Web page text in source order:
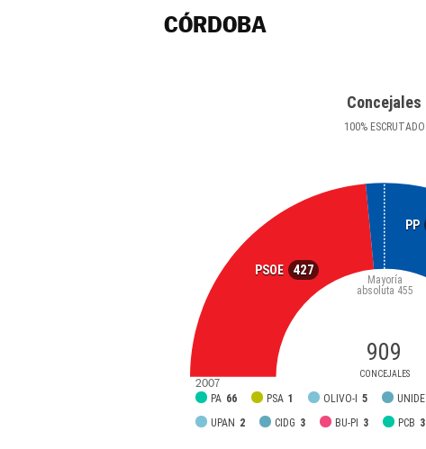
CÓRDOBA
Concejales
100%ESCRUTADO
PSOE 427
PP
909
CONCEJALES
Mayoría
absoluta 455
PA 66 PSA 1 OLIVO-I 5 UNIDE
UPAN 2 CIDG 3 BU-PI 3 PCB 3
2007